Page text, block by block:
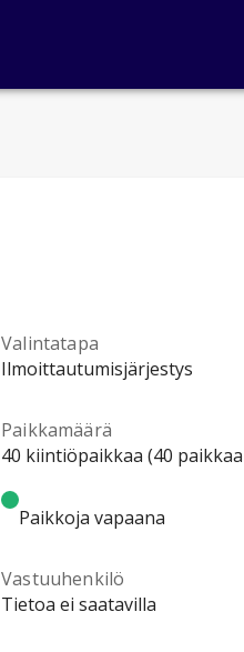
Valintatapa
Ilmoittautumisjärjestys
Paikkamäärä
40 kiintiöpaikkaa (40
Paikkoja vapaana
Vastuuhenkilö
Tietoa ei saatavilla